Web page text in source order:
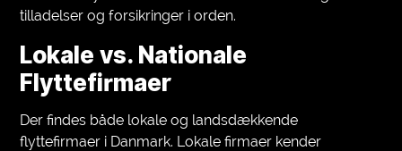
tilladelser og forsikringer i orden.
Lokale vs. Nationale
Flyttefirmaer
Der findes både lokale og landsdækkende
flyttefirmaer i Danmark. Lokale firmaer kender